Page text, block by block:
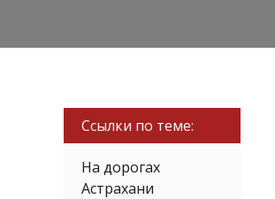
Ссылки по теме:
На дорогах
Астрахани